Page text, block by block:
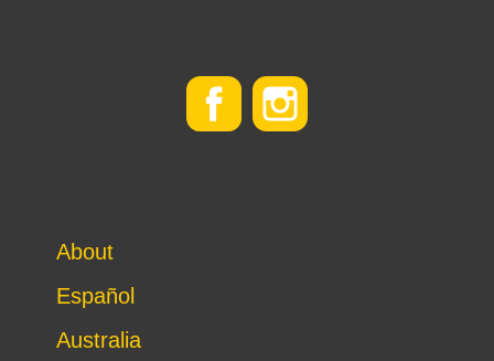
About
Español
Australia